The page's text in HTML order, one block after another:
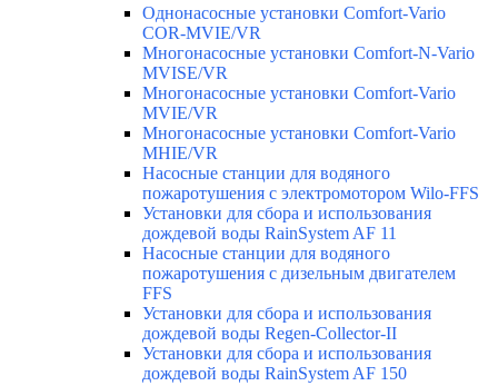
Однонасосные установки Comfort-Vario
COR-MVIE/VR
Многонасосные установки Comfort-N-Vario
MVISE/VR
Многонасосные установки Comfort-Vario
MVIE/VR
Многонасосные установки Comfort-Vario
MHIE/VR
Насосные станции для водяного
пожаротушения с электромотором Wilo-FFS
Установки для сбора и использования
дождевой воды RainSystem AF 11
Насосные станции для водяного
пожаротушения с дизельным двигателем
FFS
Установки для сбора и использования
дождевой воды Regen-Collector-II
Установки для сбора и использования
дождевой воды RainSystem AF 150